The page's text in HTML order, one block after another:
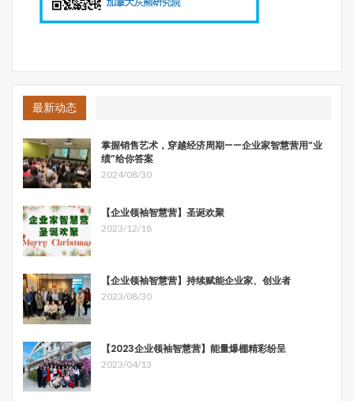
敦士登人。这导致这个特别的“再洗礼派”的分裂，因为一部
把所有人的财产集中起来，过集体所有制的生活。这个时间
点应该是哈特公社最早集体所有制生活的标志。他们依据的
是《圣经》使徒行传第二章2：42-2：47所描述的公社场
景。这一组人继续向北迁徙，最后来到了奥地利的奥斯特利
茨，在这里，来自蒂罗尔的很多难民加入了他们。
1529年，赋予哈特公社名字并且为哈特人奠定领导体制和
席牧师。1533年，这个富有奉献精神、精力充沛的人被选
为首席长老，正式成为这个特别的“再洗礼派”的领袖。从
此，这个组织的人被成为哈特人。
1565年至1592年是哈特公社发展的黄金时期，由于拥有了
卓越的领导人，哈特人的宗教研究、学校建设以及陶器、皮
革、编织等工艺技术以及车轮、钟表、木工等的制造水平都
3万人之间。
1618年三十年战争开始，反对宗教改革的人又开始驱逐和
迫害哈特人，他们不得不再次经历一段艰难的岁月。虽然，
最新动态
掌握销售艺术，穿越经济周期——企业家智慧营用“业
绩”给你答案
2024/08/30
【企业领袖智慧营】圣诞欢聚
2023/12/18
【企业领袖智慧营】持续赋能企业家、创业者
2023/08/30
【2023企业领袖智慧营】能量爆棚精彩纷呈
2023/04/13